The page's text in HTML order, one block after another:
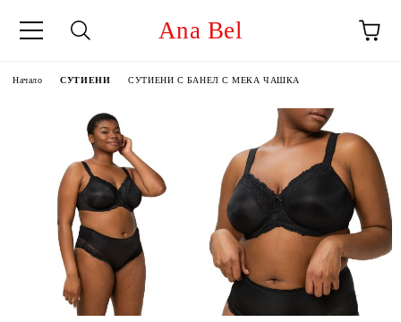
Ana Bel
Начало СУТИЕНИ СУТИЕНИ С БАНЕЛ С МЕКА ЧАШКА